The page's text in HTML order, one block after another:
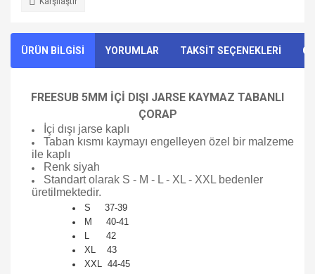
ÜRÜN BİLGİSİ YORUMLAR TAKSİT SEÇENEKLERİ
FREESUB 5MM İÇİ DIŞI JARSE KAYMAZ TABANLI
ÇORAP
İçi dışı jarse kaplı
Taban kısmı kaymayı engelleyen özel bir malzeme
ile kaplı
Renk siyah
Standart olarak S - M - L - XL - XXL bedenler
üretilmektedir.
S 37-39
M 40-41
L 42
XL 43
XXL 44-45